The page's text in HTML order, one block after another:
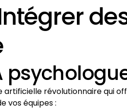
artificielle révolutionnaire qui
vos équipes :